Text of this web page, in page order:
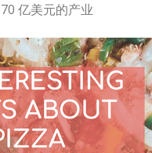
亿美元的产业